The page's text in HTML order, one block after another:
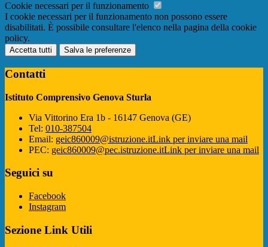
Cookie necessari per il funzionamento
I cookie necessari per il funzionamento non possono essere
disabilitati. È possibile consultare l'elenco nella pagina della cookie
policy.
Accetta tutti Salva le preferenze
Contatti
Istituto Comprensivo Genova Sturla
Via Vittorino Era 1b - 16147 Genova (GE)
Tel: 010-387504
Email: geic860009@istruzione.itLink per inviare una mail
PEC: geic860009@pec.istruzione.itLink per inviare una mail
Seguici su
Facebook
Instagram
Sezione Link Utili